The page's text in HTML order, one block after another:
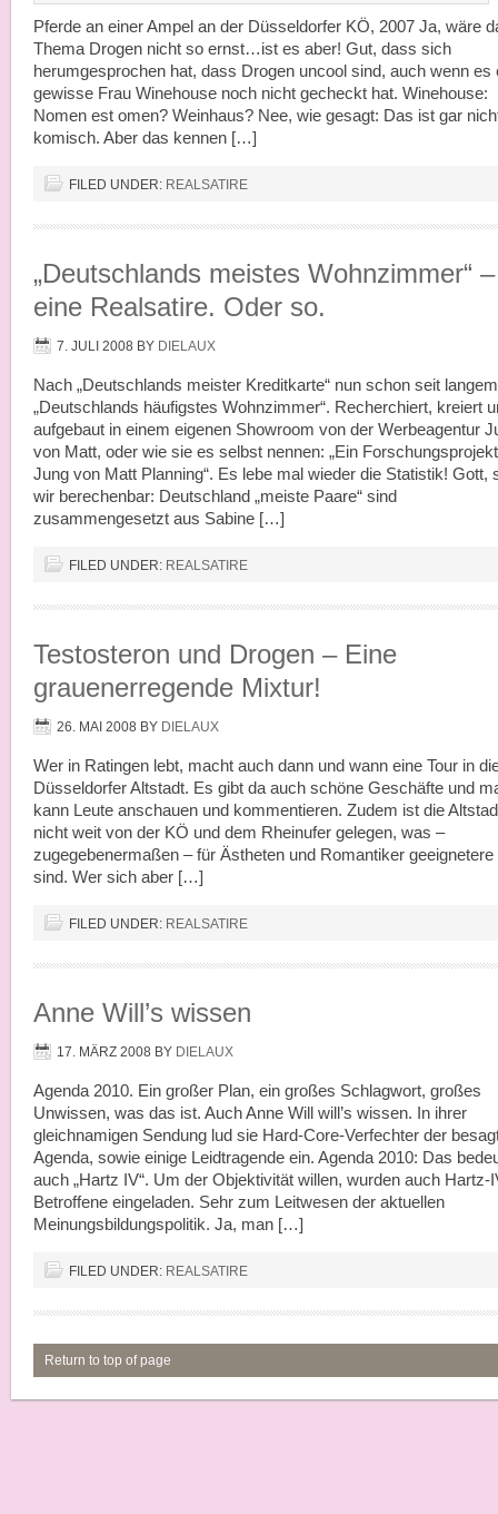
Pferde an einer Ampel an der Düsseldorfer KÖ, 2007 Ja, wäre
Thema Drogen nicht so ernst…ist es aber! Gut, dass sich
herumgesprochen hat, dass Drogen uncool sind, auch wenn es
gewisse Frau Winehouse noch nicht gecheckt hat. Winehouse:
Nomen est omen? Weinhaus? Nee, wie gesagt: Das ist gar
komisch. Aber das kennen […]
FILED UNDER: REALSATIRE
„Deutschlands meistes Wohnzimmer“ –
eine Realsatire. Oder so.
7. JULI 2008 BY DIELAUX
Nach „Deutschlands meister Kreditkarte“ nun schon seit
„Deutschlands häufigstes Wohnzimmer“. Recherchiert, kreiert
aufgebaut in einem eigenen Showroom von der Werbeagentur
von Matt, oder wie sie es selbst nennen: „Ein
Jung von Matt Planning“. Es lebe mal wieder die Statistik! Gott,
wir berechenbar: Deutschland „meiste Paare“ sind
zusammengesetzt aus Sabine […]
FILED UNDER: REALSATIRE
Testosteron und Drogen – Eine
grauenerregende Mixtur!
26. MAI 2008 BY DIELAUX
Wer in Ratingen lebt, macht auch dann und wann eine Tour in
Düsseldorfer Altstadt. Es gibt da auch schöne Geschäfte und
kann Leute anschauen und kommentieren. Zudem ist die
nicht weit von der KÖ und dem Rheinufer gelegen, was –
zugegebenermaßen – für Ästheten und Romantiker geeignetere
sind. Wer sich aber […]
FILED UNDER: REALSATIRE
Anne Will’s wissen
17. MÄRZ 2008 BY DIELAUX
Agenda 2010. Ein großer Plan, ein großes Schlagwort, großes
Unwissen, was das ist. Auch Anne Will will’s wissen. In ihrer
gleichnamigen Sendung lud sie Hard-Core-Verfechter der
Agenda, sowie einige Leidtragende ein. Agenda 2010: Das
auch „Hartz IV“. Um der Objektivität willen, wurden auch Hartz-
Betroffene eingeladen. Sehr zum Leitwesen der aktuellen
Meinungsbildungspolitik. Ja, man […]
FILED UNDER: REALSATIRE
Return to top of page